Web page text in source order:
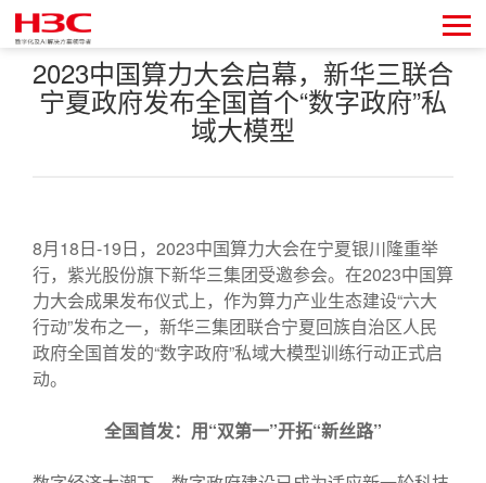
2023中国算力大会启幕，新华三联合
宁夏政府发布全国首个“数字政府”私
域大模型
8月18日-19日，2023中国算力大会在宁夏银川隆重举
行，紫光股份旗下新华三集团受邀参会。在2023中国算
力大会成果发布仪式上，作为算力产业生态建设“六大
行动”发布之一，新华三集团联合宁夏回族自治区人民
政府全国首发的“数字政府”私域大模型训练行动正式启
动。
全国首发：用“双第一”开拓“新丝路”